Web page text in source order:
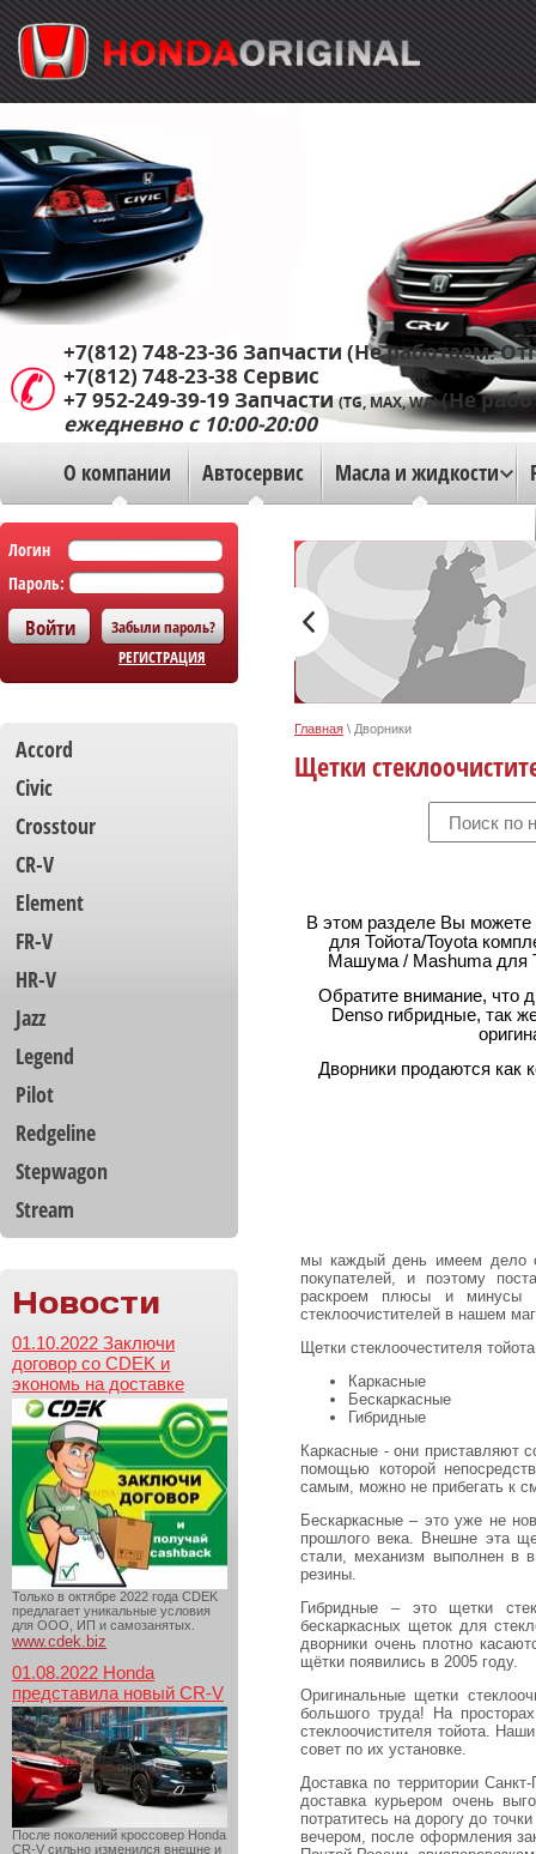
О компании Автосервис Масла и жидкости
+7(812) 748-23-36 Запчасти (Не работаем.
+7(812) 748-23-38 Сервис
+7 952-249-39-19 Запчасти(TG, MAX, WA)(Не
ежедневно с 10:00-20:00
Логин
Пароль:
Забыли пароль?
РЕГИСТРАЦИЯ
Accord
Civic
Crosstour
CR-V
Element
FR-V
HR-V
Jazz
Legend
Pilot
Redgeline
Stepwagon
Stream
Новости
01.10.2022 Заключи
договор со CDEK и
экономь на доставке
Только в октябре 2022 года CDEK
предлагает уникальные условия
для ООО, ИП и самозанятых.
www.cdek.biz
01.08.2022 Honda
представила новый CR-V
После поколений кроссовер Honda
CR-V сильно изменился внешне и
Главная \ Дворники
Щетки
В этом разделе Вы можете
для Тойота/Toyota
Машума / Mashuma для
Обратите внимание, что
Denso гибридные, так
Дворники продаются как
мы каждый день имеем дело с
покупателей, и поэтому
раскроем плюсы и минусы
стеклоочистителей в нашем
Щетки стеклоочестителя
Каркасные
Бескаркасные
Гибридные
Каркасные - они приставляют
помощью которой
самым, можно не прибегать к
Бескаркасные – это уже не
прошлого века. Внешне эта
стали, механизм выполнен в
резины.
Гибридные – это щетки
бескаркасных щеток для
дворники очень плотно
щётки появились в 2005 году.
Оригинальные щетки
большого труда! На
стеклоочистителя тойота.
совет по их установке.
Доставка по территории
доставка курьером очень
потратитесь на дорогу до
вечером, после оформления